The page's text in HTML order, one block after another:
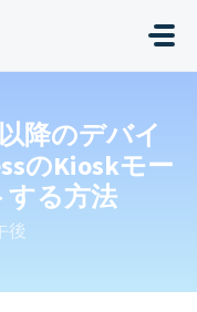
降のデバイ
のKioskモー
する方法
後